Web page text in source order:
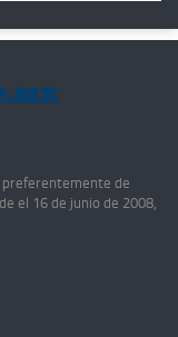
de
el 16 de junio de 2008,